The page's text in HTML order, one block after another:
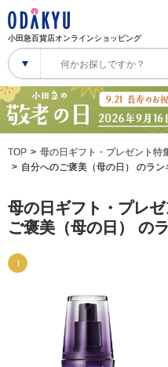
小田急百貨店オンラインショッピング
TOP 母の日ギフト・プレゼント特
自分へのご褒美（母の日） のラン
母の日ギフト・プレ
ご褒美（母の日） の
1